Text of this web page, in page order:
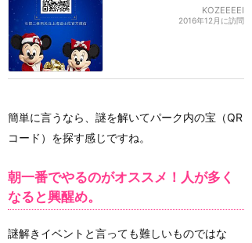
KOZEEEEI
2016年12月に訪問
簡単に言うなら、謎を解いてパーク内の宝（QR
コード）を探す感じですね。
朝一番でやるのがオススメ！人が多く
なると興醒め。
謎解きイベントと言っても難しいものではな